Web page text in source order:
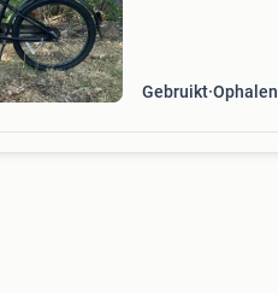
Gebruikt Ophalen